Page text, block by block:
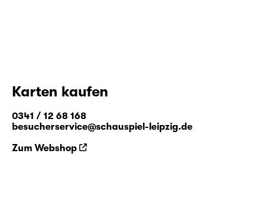
Karten kaufen
0341 / 12 68 168
besucherservice@schauspiel-leipzig.de
Zum Webshop